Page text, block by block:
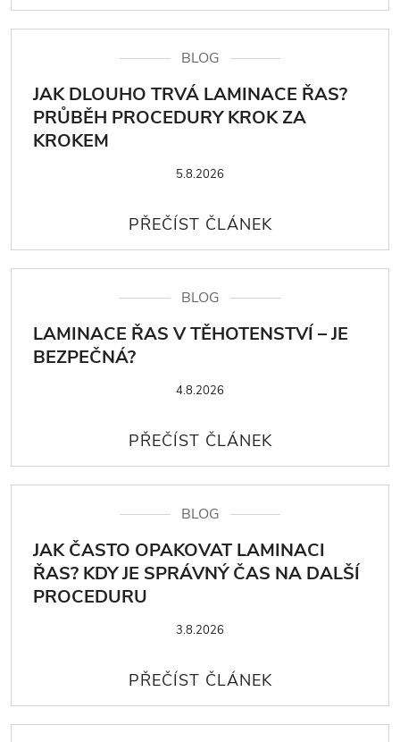
BLOG
JAK DLOUHO TRVÁ LAMINACE ŘAS?
PRŮBĚH PROCEDURY KROK ZA
KROKEM
5.8.2026
BLOG
LAMINACE ŘAS V TĚHOTENSTVÍ – JE
BEZPEČNÁ?
4.8.2026
BLOG
JAK ČASTO OPAKOVAT LAMINACI
ŘAS? KDY JE SPRÁVNÝ ČAS NA DALŠÍ
PROCEDURU
3.8.2026